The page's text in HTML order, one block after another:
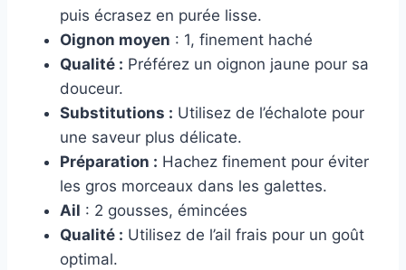
puis écrasez en purée lisse.
Oignon moyen : 1, finement haché
Qualité : Préférez un oignon jaune pour sa
douceur.
Substitutions : Utilisez de l’échalote pour
une saveur plus délicate.
Préparation : Hachez finement pour éviter
les gros morceaux dans les galettes.
Ail : 2 gousses, émincées
Qualité : Utilisez de l’ail frais pour un goût
optimal.